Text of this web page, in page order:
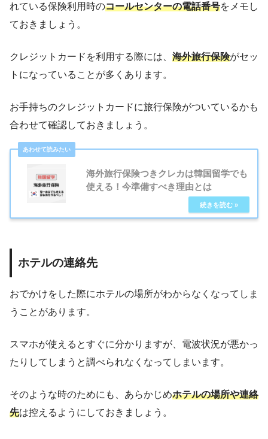
れている保険利用時のコールセンターの電話番号をメモし
ておきましょう。
クレジットカードを利用する際には、 海外旅行保険がセッ
トになっていることが多くあります。
お手持ちのクレジットカードに旅行保険がついているかも
合わせて確認しておきましょう。
海外旅行保険つきクレカは韓国留学でも
使える！今準備すべき理由とは
ホテルの連絡先
おでかけをした際にホテルの場所がわからなくなってしま
うことがあります。
スマホが使えるとすぐに分かりますが、電波状況が悪かっ
たりしてしまうと調べられなくなってしまいます。
そのような時のためにも、あらかじめホテルの場所や連絡
先は控えるようにしておきましょう。